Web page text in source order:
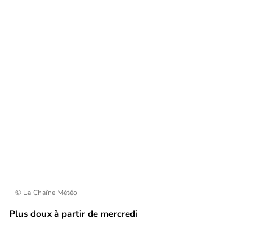
© La Chaîne Météo
Plus doux à partir de mercredi